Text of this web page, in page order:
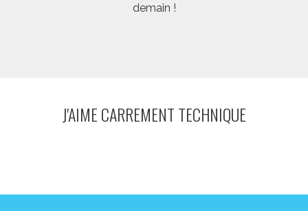
demain !
J'AIME CARREMENT TECHNIQUE